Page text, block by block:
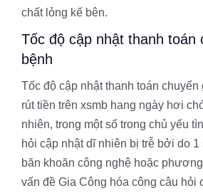
chất lỏng kế bên.
Tốc độ cập nhật thanh toán
bệnh
Tốc độ cập nhật thanh toán
rút tiền trên xsmb hang ngày hơi
nhiên, trong một số trong chủ yếu
hỏi cập nhật dĩ nhiên bị trễ bởi do 1
băn khoăn công nghệ hoặc
vấn đề Gia Công hóa công câu hỏi